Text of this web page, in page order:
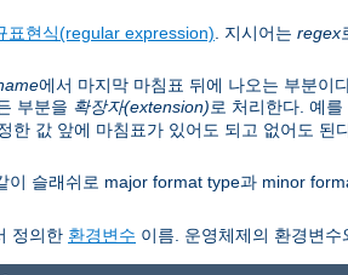
표현식(regular expression) . 지시어는 regex
에서 마지막 마침표 뒤에 나오는 부분이
부분을 확장자(extension)로 처리한다. 예를
한 값 앞에 마침표가 있어도 되고 없어도 된
이 슬래쉬로 major format type과 minor
정의한 환경변수 이름. 운영체제의 환경변